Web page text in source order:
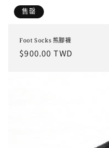
售罄
Foot Socks 熊腳襪
定
$900.00 TWD